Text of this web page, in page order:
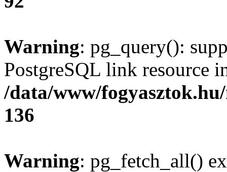
Warning: pg_query():
PostgreSQL link resource
/data/www/
136
Warning: pg_fetch_all()